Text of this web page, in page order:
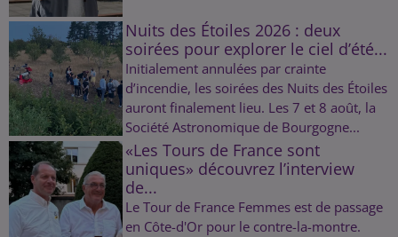
Nuits des Étoiles 2026 : deux
soirées pour explorer le ciel d’été...
Initialement annulées par crainte
d’incendie, les soirées des Nuits des Étoiles
auront finalement lieu. Les 7 et 8 août, la
Société Astronomique de Bourgogne...
«Les Tours de France sont
uniques» découvrez l’interview
de...
Le Tour de France Femmes est de passage
en Côte-d'Or pour le contre-la-montre.